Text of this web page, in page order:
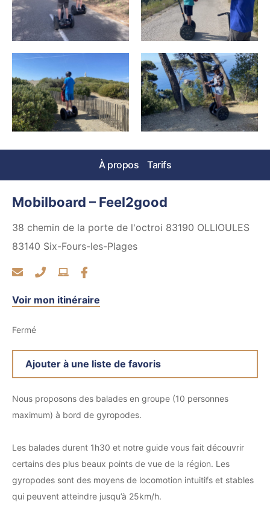
À propos Tarifs
Mobilboard – Feel2good
38 chemin de la porte de l'octroi 83190 OLLIOULES
83140 Six-Fours-les-Plages
Voir mon itinéraire
Fermé
Ajouter à une liste de favoris
Nous proposons des balades en groupe (10 personnes
maximum) à bord de gyropodes.
Les balades durent 1h30 et notre guide vous fait découvrir
certains des plus beaux points de vue de la région. Les
gyropodes sont des moyens de locomotion intuitifs et stables
qui peuvent atteindre jusqu’à 25km/h.